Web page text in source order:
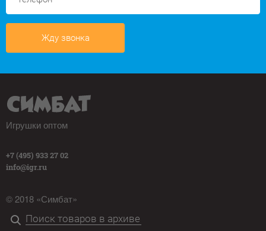
Жду звонка
Игрушки оптом
+7 (495) 933 27 02
info@igr.ru
© 2018 «Симбат»